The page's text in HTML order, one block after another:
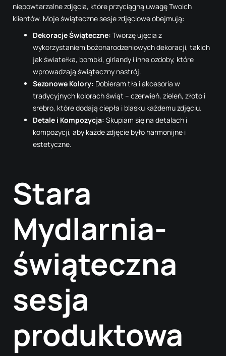
niepowtarzalne zdjęcia, które przyciągną uwagę Twoich
klientów. Moje świąteczne sesje zdjęciowe obejmują:
Dekoracje Świąteczne: Tworzę ujęcia z
wykorzystaniem bożonarodzeniowych dekoracji, takich
jak światełka, bombki, girlandy i inne ozdoby, które
wprowadzają świąteczny nastrój.
Sezonowe Kolory: Dobieram tła i akcesoria w
tradycyjnych kolorach świąt – czerwień, zieleń, złoto i
srebro, które dodają ciepła i blasku każdemu zdjęciu.
Detale i Kompozycja: Skupiam się na detalach i
kompozycji, aby każde zdjęcie było harmonijne i
estetyczne.
Stara
Mydlarnia-
świąteczna
sesja
produktowa